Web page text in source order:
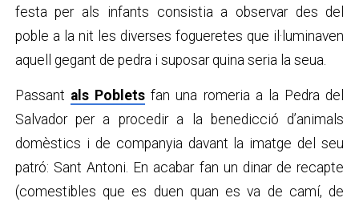
festa per als infants consistia a observar des del
poble a la nit les diverses fogueretes que il·luminaven
aquell gegant de pedra i suposar quina seria la seua.
Passant als Poblets fan una romeria a la Pedra del
Salvador per a procedir a la benedicció d’animals
domèstics i de companyia davant la imatge del seu
patró: Sant Antoni. En acabar fan un dinar de recapte
(comestibles que es duen quan es va de camí, de